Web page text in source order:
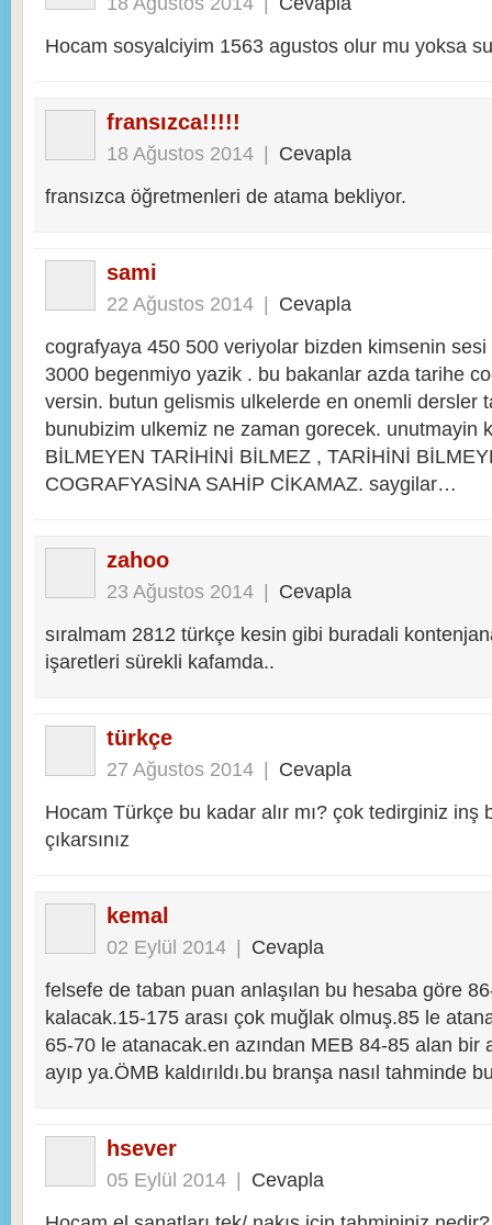
Hocam sosyalciyim 1563 agustos olur mu yoksa
fransızca!!!!!
18 Ağustos 2014 | Cevapla
fransızca öğretmenleri de atama bekliyor.
sami
22 Ağustos 2014 | Cevapla
cografyaya 450 500 veriyolar bizden kimsenin
3000 begenmiyo yazik . bu bakanlar azda tarihe
versin. butun gelismis ulkelerde en onemli dersler
bunubizim ulkemiz ne zaman gorecek. unutmayin
BİLMEYEN TARİHİNİ BİLMEZ , TARİHİNİ
COGRAFYASİNA SAHİP CİKAMAZ. saygilar…
zahoo
23 Ağustos 2014 | Cevapla
sıralmam 2812 türkçe kesin gibi buradali
işaretleri sürekli kafamda..
türkçe
27 Ağustos 2014 | Cevapla
Hocam Türkçe bu kadar alır mı? çok tedirginiz inş
çıkarsınız
kemal
02 Eylül 2014 | Cevapla
felsefe de taban puan anlaşılan bu hesaba göre
kalacak.15-175 arası çok muğlak olmuş.85 le
65-70 le atanacak.en azından MEB 84-85 alan bir
ayıp ya.ÖMB kaldırıldı.bu branşa nasıl tahminde
hsever
05 Eylül 2014 | Cevapla